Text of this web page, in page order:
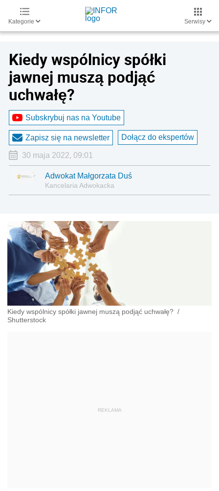
Kategorie Serwisy
Kiedy wspólnicy spółki
jawnej muszą podjąć
uchwałę?
Subskrybuj nas na Youtube
Zapisz się na newsletter Dołącz do ekspertów
30 maja 2022, 09:01
Adwokat Małgorzata Duś
Kancelaria Adwokacka
Kiedy wspólnicy spółki jawnej muszą podjąć uchwałę? /
Shutterstock